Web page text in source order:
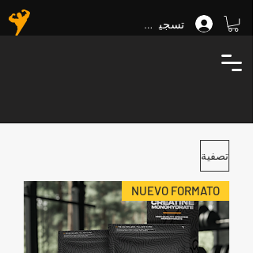
تسجيل الدخول
تصفية
NUEVO FORMATO